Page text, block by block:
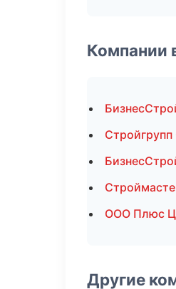
Компании
ООО Плюс
Другие